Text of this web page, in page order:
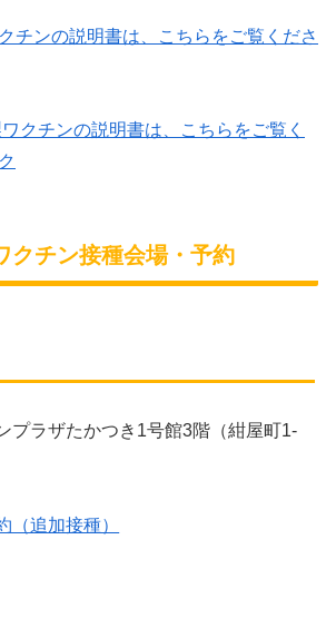
チンの説明書は、こちらをご覧くださ
クチンの説明書は、こちらをご覧く
クチン接種会場・予約
プラザたかつき1号館3階（紺屋町1‐
（追加接種）